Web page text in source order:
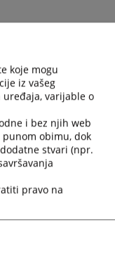
koje mogu
iz vašeg
uređaja, varijable o
i bez njih web
obimu, dok
stvari (npr.
pravo na